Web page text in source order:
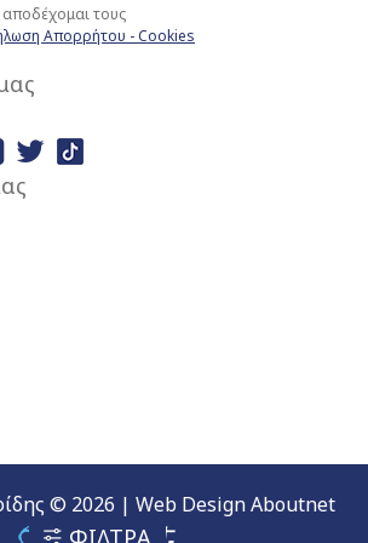
τους
Απορρήτου - Cookies
© 2026 | Web Design Aboutnet
ΦΙΛΤΡΑ